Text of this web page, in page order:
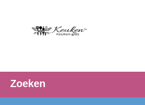
Zoeken